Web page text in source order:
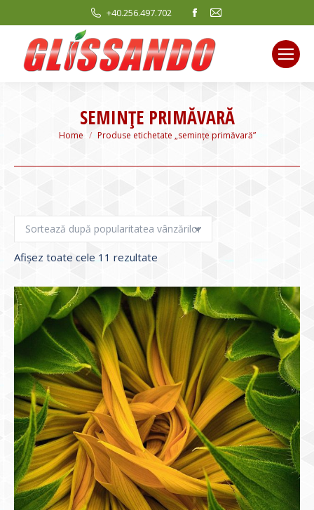
+40.256.497.702
Facebook
opens
in
new
window
Mail
new
window
SEMINȚE PRIMĂVARĂ
You are here:
Home Produse etichetate „semințe primăvară”
Afișez toate cele 11 rezultate
evaluarea
medie